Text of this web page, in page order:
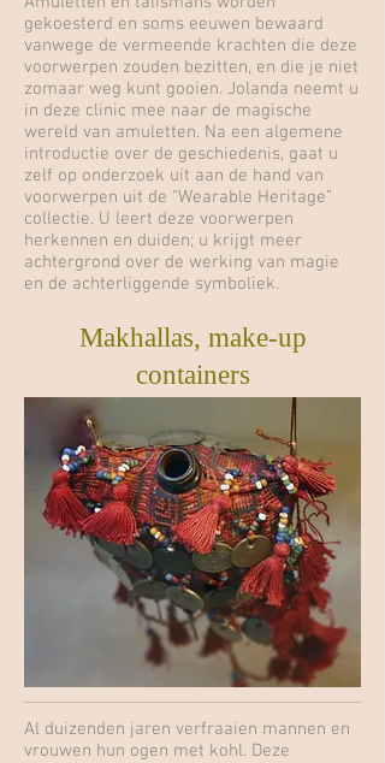
Makhallas, make-up
containers
gekoesterd en soms eeuwen bewaard
vanwege de vermeende krachten die deze
voorwerpen zouden bezitten, en die je niet
zomaar weg kunt gooien. Jolanda neemt u
in deze clinic mee naar de magische
wereld van amuletten. Na een algemene
introductie over de geschiedenis, gaat u
zelf op onderzoek uit aan de hand van
voorwerpen uit de “Wearable Heritage”
collectie. U leert deze voorwerpen
herkennen en duiden; u krijgt meer
achtergrond over de werking van magie
en de achterliggende symboliek.
Al duizenden jaren verfraaien mannen en
vrouwen hun ogen met kohl. Deze